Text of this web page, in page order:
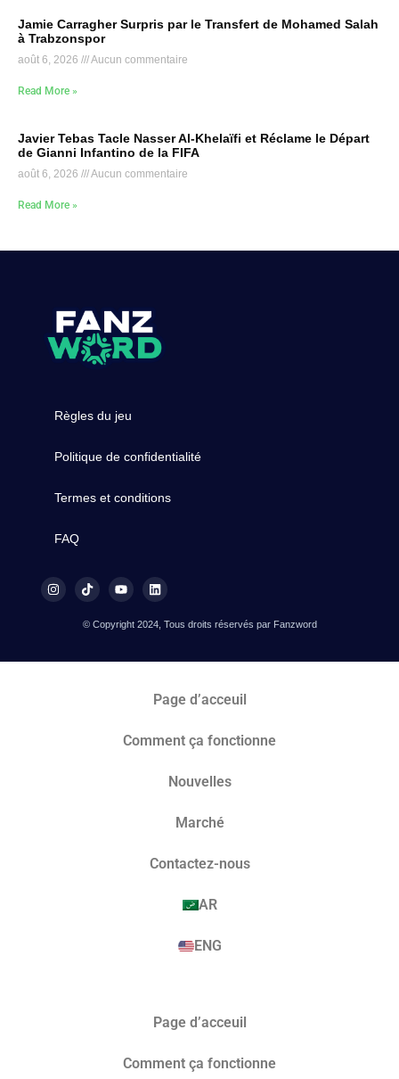
Jamie Carragher Surpris par le Transfert de Mohamed Salah
à Trabzonspor
août 6, 2026 Aucun commentaire
Read More »
Javier Tebas Tacle Nasser Al-Khelaïfi et Réclame le Départ
de Gianni Infantino de la FIFA
août 6, 2026 Aucun commentaire
Read More »
Règles du jeu
Politique de confidentialité
Termes et conditions
FAQ
© Copyright 2024, Tous droits réservés par Fanzword
Page d’acceuil
Comment ça fonctionne
Nouvelles
Marché​
Contactez-nous
AR
ENG
Page d’acceuil
Comment ça fonctionne